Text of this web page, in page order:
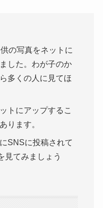
の写真をネットに
した。わが子のか
多くの人に見てほ
トにアップするこ
ります。
SNSに投稿されて
見てみましょう